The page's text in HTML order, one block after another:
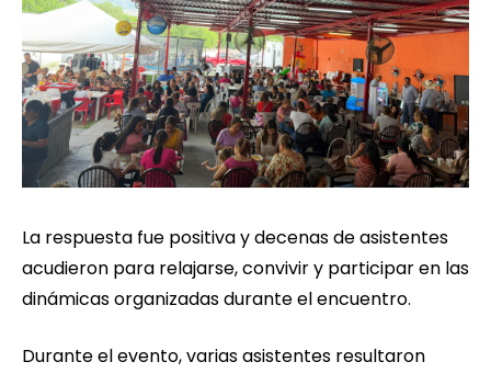
La respuesta fue positiva y decenas de asistentes
acudieron para relajarse, convivir y participar en las
dinámicas organizadas durante el encuentro.
Durante el evento, varias asistentes resultaron